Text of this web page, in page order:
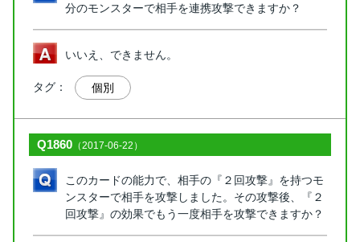
分のモンスターで相手を連携攻撃できますか？
いいえ、できません。
タグ： 個別
Q1860 （2017-06-22）
このカードの能力で、相手の『２回攻撃』を持つモ
ンスターで相手を攻撃しました。その攻撃後、『２
回攻撃』の効果でもう一度相手を攻撃できますか？